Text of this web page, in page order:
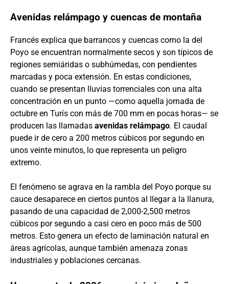
Avenidas relámpago y cuencas de montaña
Francés explica que barrancos y cuencas como la del
Poyo se encuentran normalmente secos y son típicos de
regiones semiáridas o subhúmedas, con pendientes
marcadas y poca extensión. En estas condiciones,
cuando se presentan lluvias torrenciales con una alta
concentración en un punto —como aquella jornada de
octubre en Turís con más de 700 mm en pocas horas— se
producen las llamadas avenidas relámpago. El caudal
puede ir de cero a 200 metros cúbicos por segundo en
unos veinte minutos, lo que representa un peligro
extremo.
El fenómeno se agrava en la rambla del Poyo porque su
cauce desaparece en ciertos puntos al llegar a la llanura,
pasando de una capacidad de 2,000-2,500 metros
cúbicos por segundo a casi cero en poco más de 500
metros. Esto genera un efecto de laminación natural en
áreas agrícolas, aunque también amenaza zonas
industriales y poblaciones cercanas.